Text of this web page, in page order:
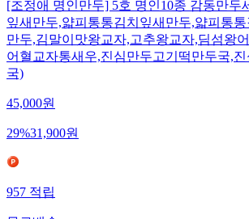
[조정애 명인만두] 5호 명인10종 감동만두
잎새만두,얇피통통김치잎새만두,얇피통
만두,김말이맛왕교자,고추왕교자,딤섬왕
어혈교자통새우,진심만두고기떡만두국,
국)
45,000원
29%31,900원
957적립